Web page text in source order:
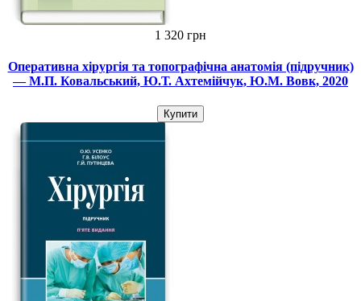
1 320 грн
Оперативна хірургія та топографічна анатомія (підручник)
— М.П. Ковальський, Ю.Т. Ахтемійчук, Ю.М. Вовк, 2020
Купити